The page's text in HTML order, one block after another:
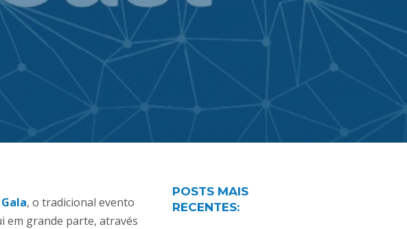
, o tradicional evento
em grande parte, através
POSTS MAIS
RECENTES: